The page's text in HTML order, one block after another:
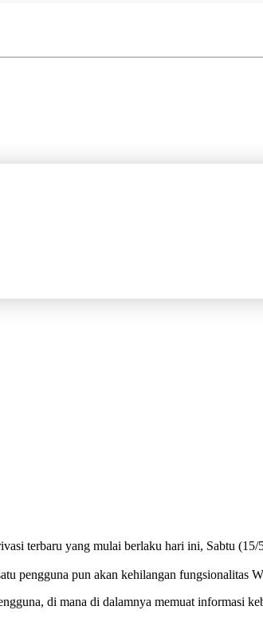
terbaru yang mulai berlaku hari ini, Sabtu
pengguna pun akan kehilangan fungsionalitas
di mana di dalamnya memuat informasi